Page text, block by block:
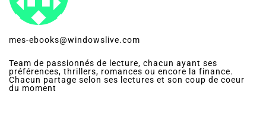
mes-ebooks@windowslive.com
Team de passionnés de lecture, chacun ayant ses
préférences, thrillers, romances ou encore la finance.
Chacun partage selon ses lectures et son coup de coeur
du moment